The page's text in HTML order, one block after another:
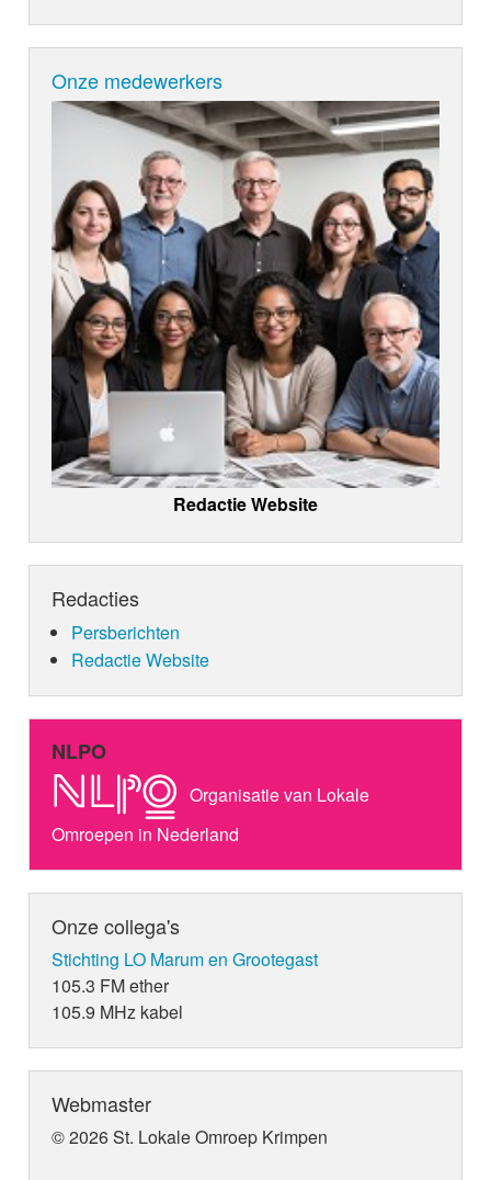
Onze medewerkers
Redactie Website
Redacties
Persberichten
Redactie Website
NLPO
Organisatie van Lokale
Omroepen in Nederland
Onze collega's
Stichting LO Marum en Grootegast
105.3 FM ether
105.9 MHz kabel
Webmaster
© 2026 St. Lokale Omroep Krimpen